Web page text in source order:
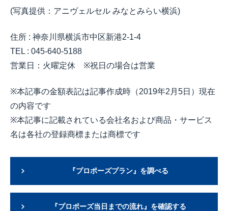
(写真提供：アニヴェルセル みなとみらい横浜)
住所 : 神奈川県横浜市中区新港2-1-4
TEL : 045-640-5188
営業日：火曜定休 ※祝日の場合は営業
※本記事の金額表記は記事作成時（2019年2 月 5日）現在
の内容です
※本記事に記載されている会社名および商品・サービス
名は各社の登録商標または商標です
『プロポーズプラン』を調べる
『プロポーズ当日までの流れ』を確認する